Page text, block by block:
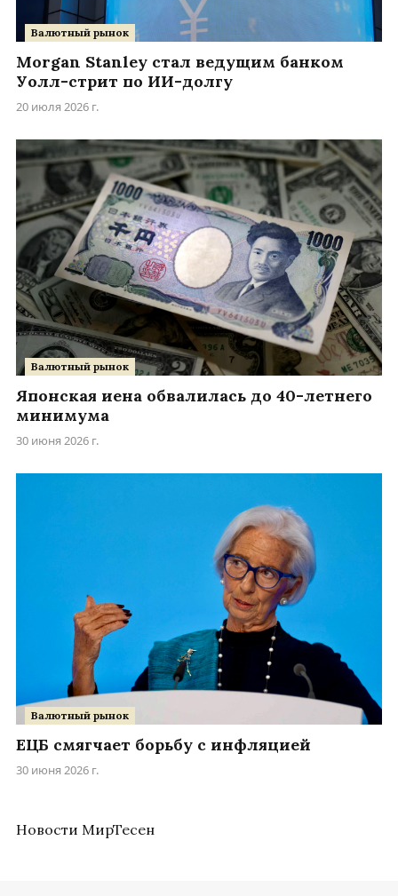
Валютный рынок
Morgan Stanley стал ведущим банком
Уолл-стрит по ИИ-долгу
20 июля 2026 г.
Валютный рынок
Японская иена обвалилась до 40-летнего
минимума
30 июня 2026 г.
Валютный рынок
ЕЦБ смягчает борьбу с инфляцией
30 июня 2026 г.
Новости МирТесен